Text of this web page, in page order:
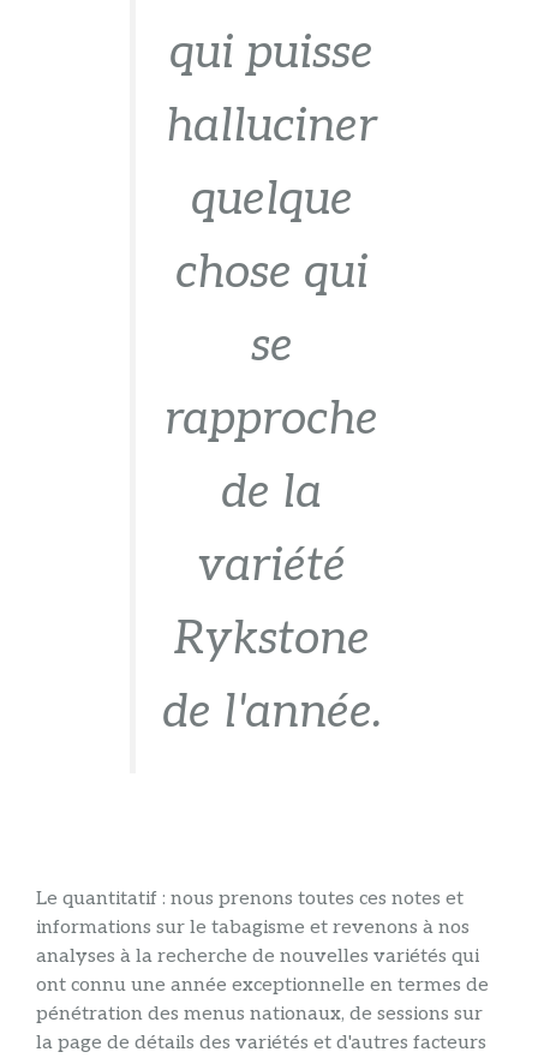
qui puisse
halluciner
quelque
chose qui
se
rapproche
de la
variété
Rykstone
de l'année.
Le quantitatif : nous prenons toutes ces notes et
informations sur le tabagisme et revenons à nos
analyses à la recherche de nouvelles variétés qui
ont connu une année exceptionnelle en termes de
pénétration des menus nationaux, de sessions sur
la page de détails des variétés et d'autres facteurs